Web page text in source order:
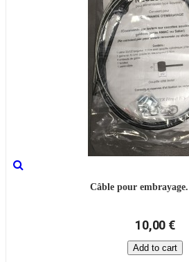
Câble pour
10,00 €
Add to cart